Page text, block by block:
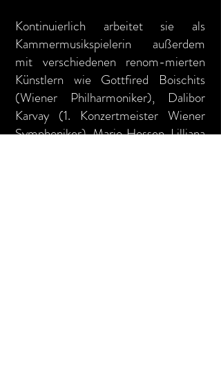
Kontinuierlich arbeitet sie als
Kammermusikspielerin außerdem
mit verschiedenen renom-mierten
Künstlern wie Gottfired Boischits
(Wiener Philharmoniker), Dalibor
Karvay (1. Konzertmeister Wiener
Symphoniker), Mario Hossen, Lilliana